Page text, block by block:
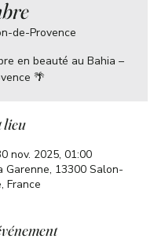
de-Provence
en beauté au Bahia –
🌴
lieu
nov. 2025, 01:00
Garenne, 13300 Salon-
France